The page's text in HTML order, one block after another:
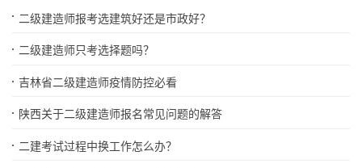
二级建造师报考选建筑好还是市政好？
二级建造师只考选择题吗？
吉林省二级建造师疫情防控必看
陕西关于二级建造师报名常见问题的解答
二建考试过程中换工作怎么办？